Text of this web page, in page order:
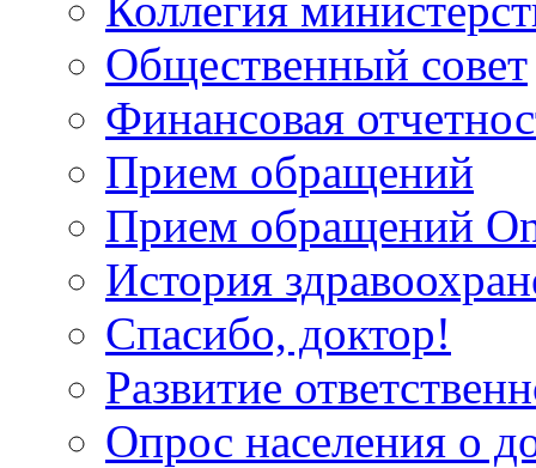
Общественный совет
Финансовая
Прием обращений
Прием обращений
История
Спасибо, доктор!
Развитие
Опрос населения о